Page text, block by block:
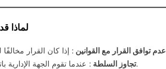
لماذا
عدم توافق القرار مع القوانين
تجاوز السلطة: عندما تقوم الجهة الإدارية باتخاذ قرار خارج نطاق اختصاصها.